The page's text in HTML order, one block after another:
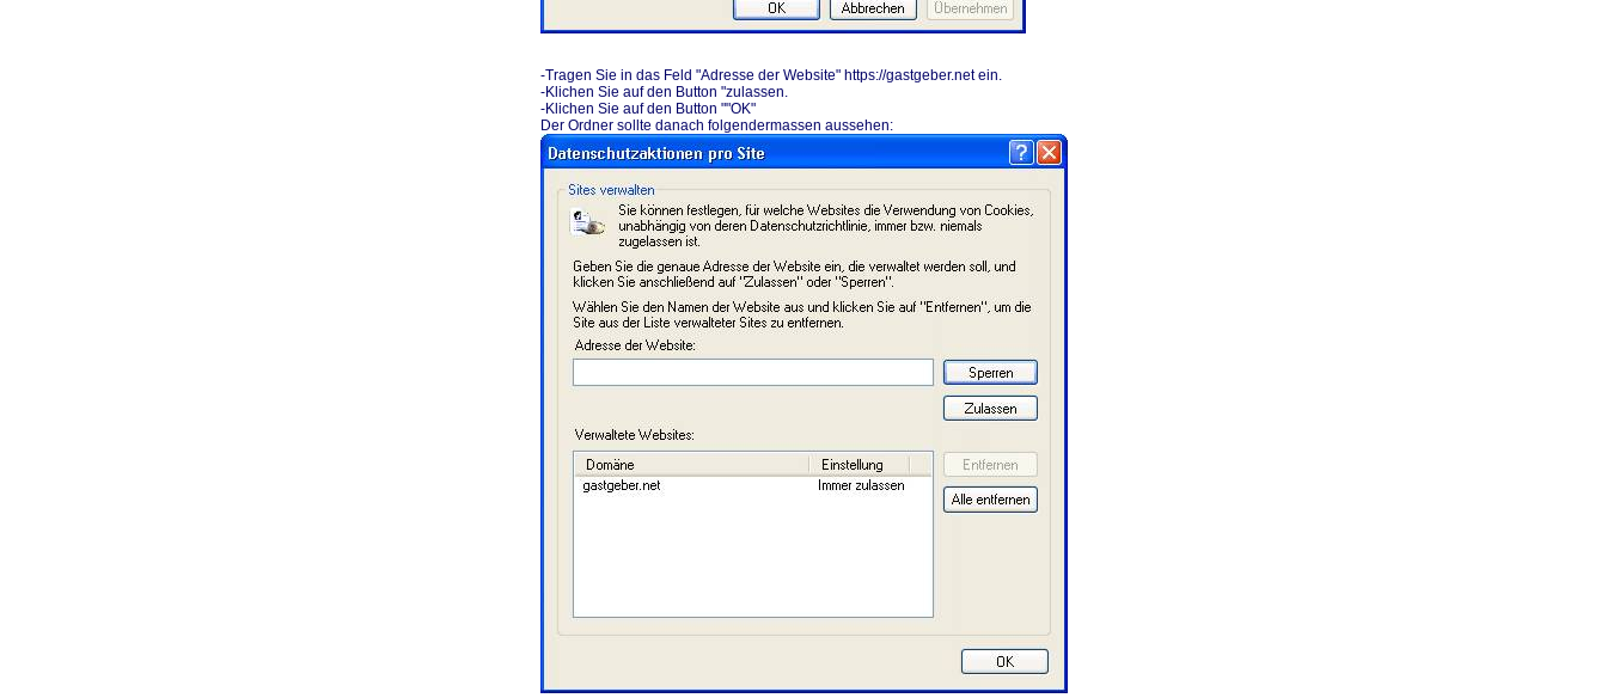
-Tragen Sie in das Feld "Adresse der Website" https://gastgeber.net ein.
-Klichen Sie auf den Button "zulassen.
-Klichen Sie auf den Button ""OK"
Der Ordner sollte danach folgendermassen aussehen: